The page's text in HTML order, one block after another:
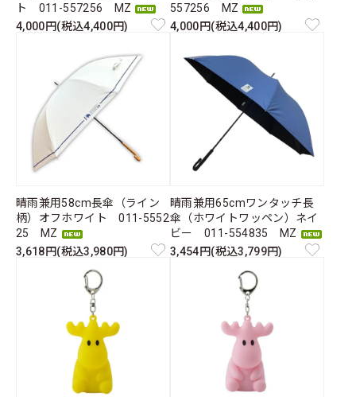
ト 011-557256 MZ
4,000円(税込4,400円)
557256 MZ
4,000円(税込4,400円)
晴雨兼用58cm長傘（ライン
柄）オフホワイト 011-5552
25 MZ
3,618円(税込3,980円)
晴雨兼用65cmワンタッチ長
傘（ホワイトワッペン）ネイ
ビー 011-554835 MZ
3,454円(税込3,799円)